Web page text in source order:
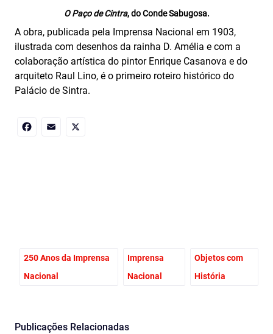
O Paço de Cintra, do Conde Sabugosa.
A obra, publicada pela Imprensa Nacional em 1903,
ilustrada com desenhos da rainha D. Amélia e com a
colaboração artística do pintor Enrique Casanova e do
arquiteto Raul Lino, é o primeiro roteiro histórico do
Palácio de Sintra.
250 Anos da Imprensa
Nacional
Imprensa
Nacional
Objetos com
História
Publicações Relacionadas